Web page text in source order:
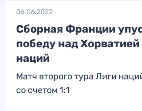
06.06.2022
Сборная Франции
победу над Хорватией
наций
Матч второго тура Лиги
со счетом 1:1